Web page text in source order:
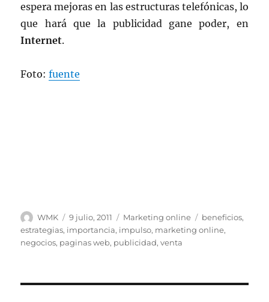
espera mejoras en las estructuras telefónicas, lo
que hará que la publicidad gane poder, en
Internet.
Foto:fuente
Autor
WMK
Publicado
el
9 julio, 2011 Categorías
Marketing online Etiquetas
beneficios,
estrategias, importancia, impulso, marketing online,
negocios, paginas web, publicidad,venta